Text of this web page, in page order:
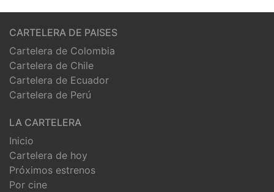
CARTELERA DE PAISES
Cartelera de Colombia
Cartelera de Chile
Cartelera de Ecuador
Cartelera de Perú
LA CARTELERA
Inicio
Cartelera de hoy
Próximos estrenos
Por cine